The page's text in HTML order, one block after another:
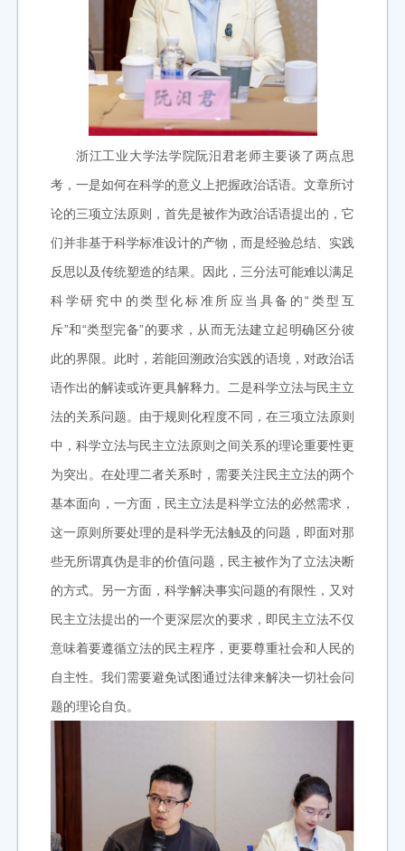
浙江工业大学法学院阮汨君老师主要谈了两点思
考，一是如何在科学的意义上把握政治话语。文章所讨
论的三项立法原则，首先是被作为政治话语提出的，它
们并非基于科学标准设计的产物，而是经验总结、实践
反思以及传统塑造的结果。因此，三分法可能难以满足
科学研究中的类型化标准所应当具备的“类型互
斥”和“类型完备”的要求，从而无法建立起明确区分彼
此的界限。此时，若能回溯政治实践的语境，对政治话
语作出的解读或许更具解释力。二是科学立法与民主立
法的关系问题。由于规则化程度不同，在三项立法原则
中，科学立法与民主立法原则之间关系的理论重要性更
为突出。在处理二者关系时，需要关注民主立法的两个
基本面向，一方面，民主立法是科学立法的必然需求，
这一原则所要处理的是科学无法触及的问题，即面对那
些无所谓真伪是非的价值问题，民主被作为了立法决断
的方式。另一方面，科学解决事实问题的有限性，又对
民主立法提出的一个更深层次的要求，即民主立法不仅
意味着要遵循立法的民主程序，更要尊重社会和人民的
自主性。我们需要避免试图通过法律来解决一切社会问
题的理论自负。